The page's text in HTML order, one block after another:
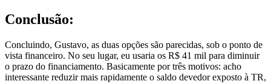
Conclusão:
Concluindo, Gustavo, as duas opções são parecidas, sob o ponto de
vista financeiro. No seu lugar, eu usaria os R$ 41 mil para diminuir
o prazo do financiamento. Basicamente por três motivos: acho
interessante reduzir mais rapidamente o saldo devedor exposto à TR,